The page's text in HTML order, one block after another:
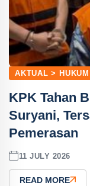
AKTUAL > HUKUM
KPK Tahan
Suryani,
Pemerasan
11 JULY 2026
READ MORE